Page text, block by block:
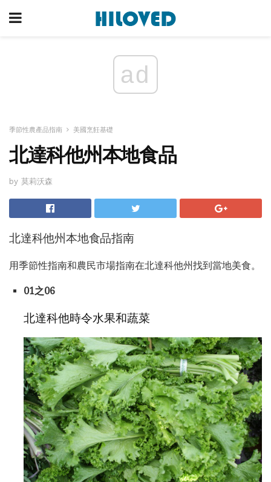
ad
季節性農產品指南 美國烹飪基礎
北達科他州本地食品
by 莫莉沃森
北達科他州本地食品指南
用季節性指南和農民市場指南在北達科他州找到當地美食。
01之06
北達科他時令水果和蔬菜